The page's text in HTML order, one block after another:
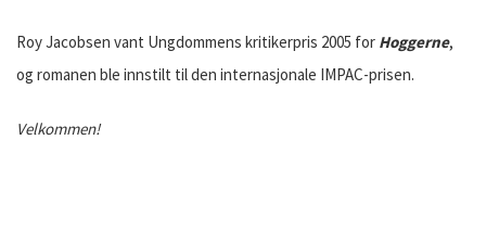
Roy Jacobsen vant Ungdommens kritikerpris 2005 for Hoggerne,
og romanen ble innstilt til den internasjonale IMPAC-prisen.
Velkommen!